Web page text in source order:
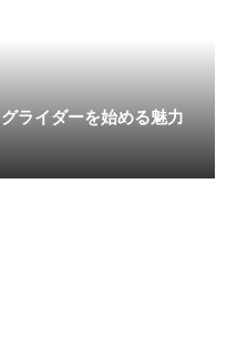
ライダーを始める魅力